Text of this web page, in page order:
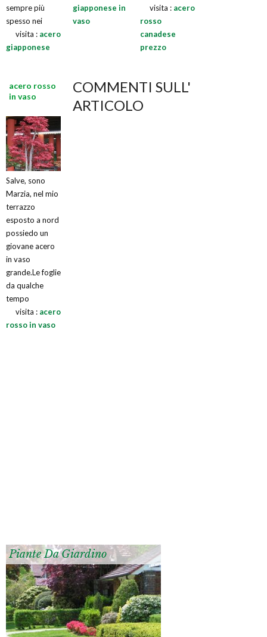
sempre più
spesso nei
visita : acero
giapponese
giapponese in
vaso
visita : acero
rosso
canadese
prezzo
acero rosso
in vaso
Salve, sono
Marzia, nel mio
terrazzo
esposto a nord
possiedo un
giovane acero
in vaso
grande.Le foglie
da qualche
tempo
visita : acero
rosso in vaso
COMMENTI SULL'
ARTICOLO
Piante Da Giardino